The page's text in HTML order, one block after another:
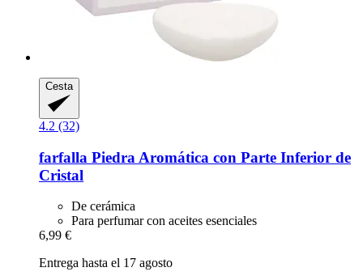
Cesta
4.2 (32)
farfalla Piedra Aromática con Parte Inferior de
Cristal
De cerámica
Para perfumar con aceites esenciales
6,99 €
Entrega hasta el 17 agosto